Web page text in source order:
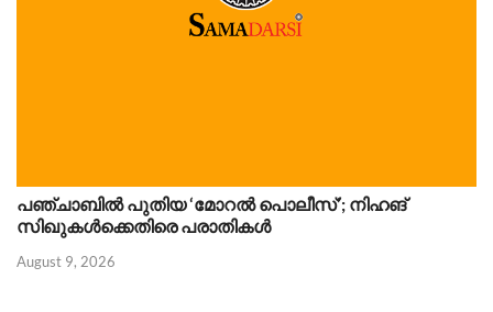
പഞ്ചാബിൽ പുതിയ ‘മോറൽ പൊലീസ്’; നിഹങ്
സിഖുകൾക്കെതിരെ പരാതികൾ
August 9, 2026